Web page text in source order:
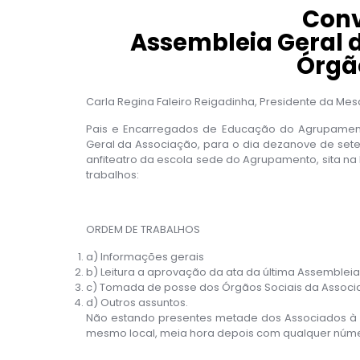
Assembleia Geral
Carla Regina Faleiro Reigadinha, Presidente da
Pais e Encarregados de Educação do
Geral da Associação, para o dia dezanove de
anfiteatro da escola sede do Agrupamento, sita
trabalhos:
ORDEM DE TRABALHOS
a) Informações gerais
b) Leitura a aprovação da ata da última
c) Tomada de posse dos Órgãos Sociais da
d) Outros assuntos.
Não estando presentes metade dos Associados
mesmo local, meia hora depois com qualquer